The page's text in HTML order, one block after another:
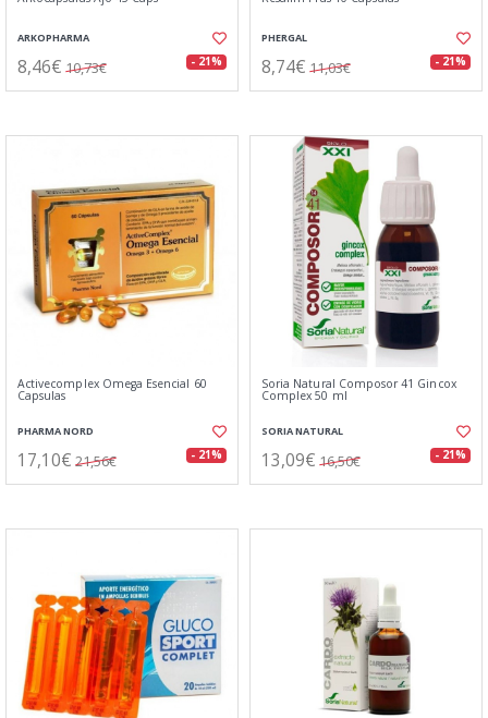
ARKOPHARMA
8,46€ 10,73€ - 21%
PHERGAL
8,74€ 11,03€ - 21%
Activecomplex Omega Esencial 60
Capsulas
PHARMA NORD
17,10€ 21,56€ - 21%
Soria Natural Composor 41 Gincox
Complex 50 ml
SORIA NATURAL
13,09€ 16,50€ - 21%